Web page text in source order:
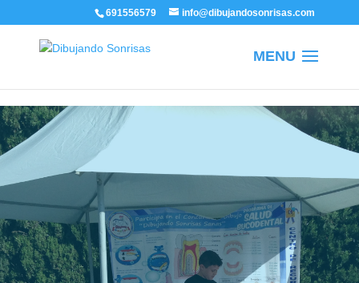
691556579 info@dibujandosonrisas.com